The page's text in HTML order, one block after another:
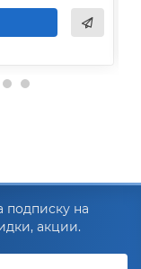
подписку на
акции.